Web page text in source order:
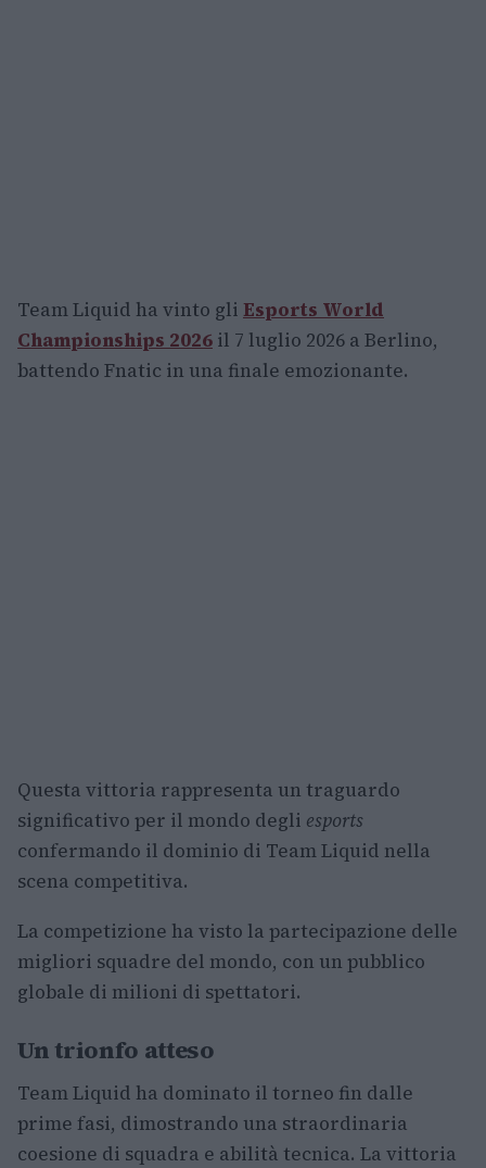
Team Liquid ha vinto gli Esports World
Championships 2026 il 7 luglio 2026 a Berlino,
battendo Fnatic in una finale emozionante.
Questa vittoria rappresenta un traguardo
significativo per il mondo degli esports
confermando il dominio di Team Liquid nella
scena competitiva.
La competizione ha visto la partecipazione delle
migliori squadre del mondo, con un pubblico
globale di milioni di spettatori.
Un trionfo atteso
Team Liquid ha dominato il torneo fin dalle
prime fasi, dimostrando una straordinaria
coesione di squadra e abilità tecnica. La vittoria